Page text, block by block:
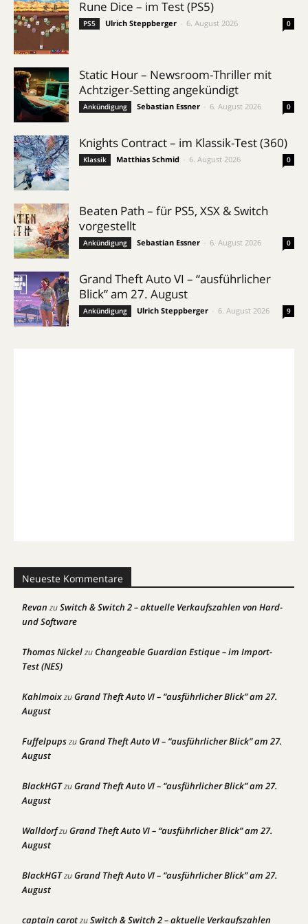
Rune Dice – im Test (PS5)
PS5 Ulrich Steppberger 6. August 2026 0
Static Hour – Newsroom-Thriller mit
Achtziger-Setting angekündigt
Ankündigung Sebastian Essner 6. August 2026 0
Knights Contract – im Klassik-Test (360)
Klassik Matthias Schmid 6. August 2026 0
Beaten Path – für PS5, XSX & Switch
vorgestellt
Ankündigung Sebastian Essner 6. August 2026 0
Grand Theft Auto VI – “ausführlicher
Blick” am 27. August
Ankündigung Ulrich Steppberger 6. August 2026 9
Neueste Kommentare
Revan zuSwitch & Switch 2 – aktuelle Verkaufszahlen von Hard-
und Software
Thomas NickelzuChangeable Guardian Estique – im Import-
Test (NES)
KahlmoixzuGrand Theft Auto VI – “ausführlicher Blick” am 27.
August
FuffelpupszuGrand Theft Auto VI – “ausführlicher Blick” am 27.
August
BlackHGTzuGrand Theft Auto VI – “ausführlicher Blick” am 27.
August
WalldorfzuGrand Theft Auto VI – “ausführlicher Blick” am 27.
August
BlackHGTzuGrand Theft Auto VI – “ausführlicher Blick” am 27.
August
captain carotzuSwitch & Switch 2 – aktuelle Verkaufszahlen